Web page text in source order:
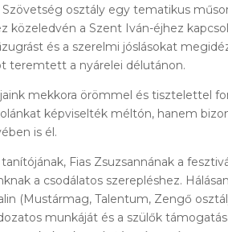
osztály egy tematikus
közeledvén a Szent Iván-éjhez
és a szerelmi jóslásokat
teremtett a nyárelei délutánon.
mekkora örömmel és tisztelettel
képviselték méltón, hanem
is él.
Fias Zsuzsannának a
a csodálatos szerepléshez.
(Mustármag, Talentum, Zengő
munkáját és a szülők